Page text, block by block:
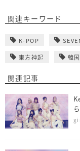
関連キーワード
K-POP
東方神起 韓国
関連記事